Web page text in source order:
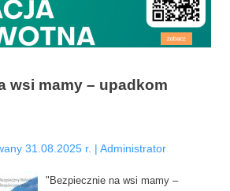
wsi mamy – upadkom
31.08.2025 r. | Administrator
"Bezpiecznie na wsi mamy –